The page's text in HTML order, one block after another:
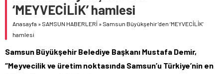
DOLAR
47,7124
EURO
‘MEYVECİLİK’ hamlesi
Anasayfa » SAMSUN HABERLERİ » Samsun Büyükşehir’den ‘MEYVECİLİK’
hamlesi
Samsun Büyükşehir Belediye Başkanı Mustafa Demir,
“Meyvecilik ve üretim noktasında Samsun’u Türkiye’nin en